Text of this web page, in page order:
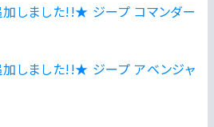
しました!!★ ジープ コマンダー
しました!!★ ジープ アベンジャ